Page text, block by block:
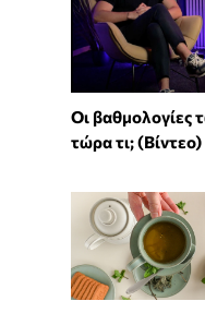
Οι βαθμολογίες
τώρα τι; (Βίντεο)